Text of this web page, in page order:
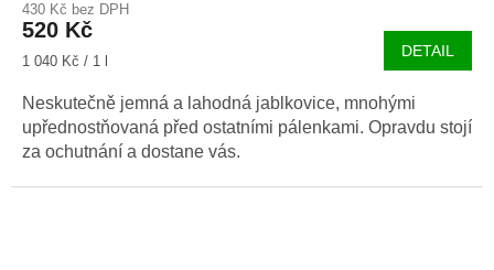
430 Kč bez DPH
520 Kč
Měrná
1 040 Kč / 1 l
DETAIL
Neskutečně jemná a lahodná jablkovice, mnohými
upřednostňovaná před ostatními pálenkami. Opravdu stojí
za ochutnání a dostane vás.